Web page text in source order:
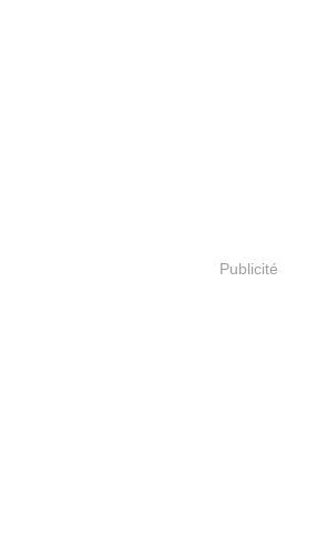
Publicité